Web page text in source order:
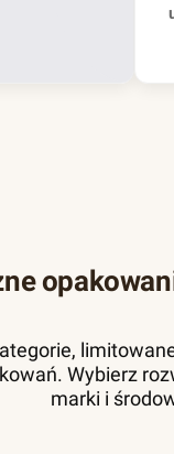
Wybierz
marki i